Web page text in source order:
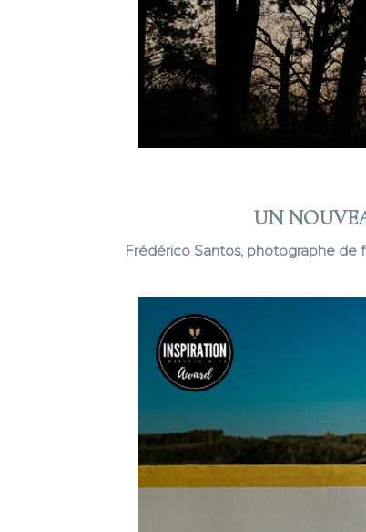
UN
Frédérico Santos, photographe de